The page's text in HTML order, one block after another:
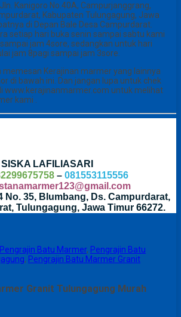
Kanigoro No.40A, Campurjanggrang,
Kabupaten Tulungagung, Jawa
di Depan Bale Desa Campurdarat.
setiap hari buka senin sampai sabtu kami
jam 4sore, sedangkan untuk hari
jam 8pagi sampai jam 3sore.
memesan Kerajinan marmer yang lainnya
di bawah ini. Dan jangan lupa untuk chek
www.kerajinanmarmer.com untuk melihat
kami .
SISKA LAFILIASARI
– 081553115556
No. 35, Blumbang, Ds. Campurdarat,
Tulungagung, Jawa Timur 66272.
Pengrajin Batu Marmer, Pengrajin Batu
, Pengrajin Batu Marmer Granit
Granit Tulungagung Murah